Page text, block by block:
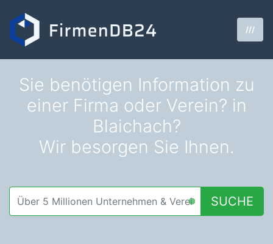
///
Sie benötigen Information zu
einer Firma oder Verein? in
Blaichach?
Wir besorgen Sie Ihnen.
SUCHE